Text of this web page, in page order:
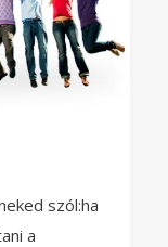
szól:ha
a